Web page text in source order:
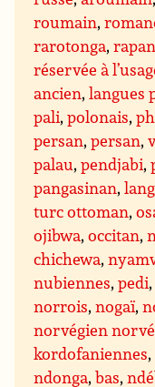
roumain,
rarotonga,
réservée à
ancien,langues
pali,polonais,
persan,persan,
palau,pendjabi,
pangasinan,
turc ottoman,
ojibwa,occitan,
chichewa,
nubiennes,pedi
norrois,nogaï,
norvégien
kordofaniennes,
ndonga,bas,